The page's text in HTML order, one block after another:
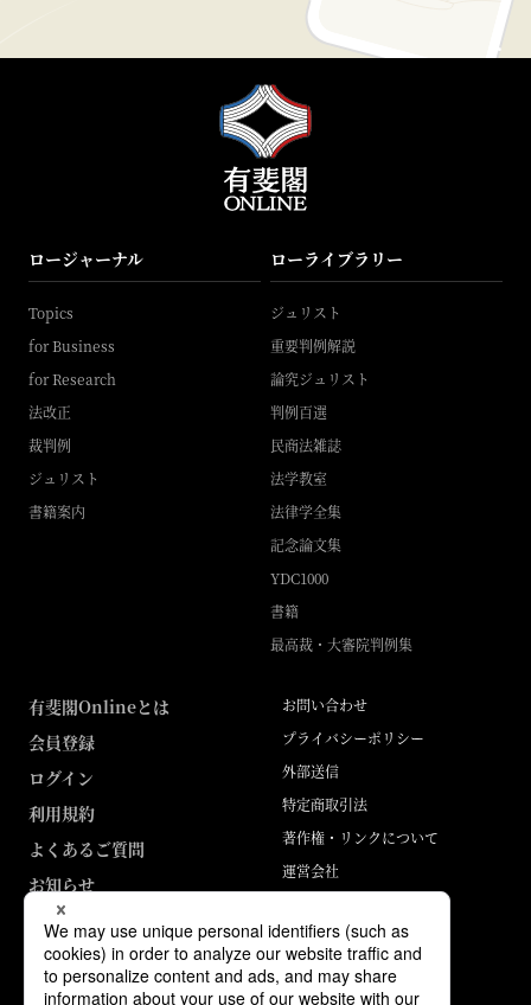
ロージャーナル
Topics
for Business
for Research
法改正
裁判例
ジュリスト
書籍案内
ローライブラリー
ジュリスト
重要判例解説
論究ジュリスト
判例百選
民商法雑誌
法学教室
法律学全集
記念論文集
YDC1000
書籍
最高裁・大審院判例集
有斐閣Onlineとは
会員登録
ログイン
利用規約
よくあるご質問
お知らせ
お問い合わせ
プライバシーポリシー
外部送信
特定商取引法
著作権・リンクについて
運営会社